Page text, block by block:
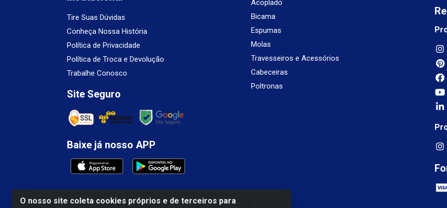
O nosso site coleta cookies próprios e de terceiros para
Tire Suas Dúvidas
Conheça Nossa História
Política de Privacidade
Política de Troca e Devolução
Trabalhe Conosco
Site Seguro
Baixe já nosso APP
Acoplado
Bicama
Espumas
Molas
Travesseiros e Acessórios
Cabeceiras
Poltronas